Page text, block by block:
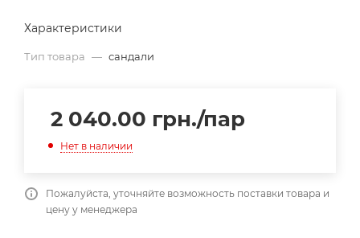
Характеристики
Тип товара — сандали
2 040.00 грн./пар
Нет в наличии
Пожалуйста, уточняйте возможность поставки товара и
цену у менеджера